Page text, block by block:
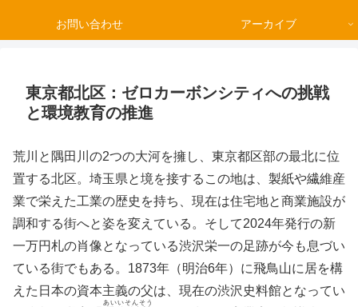
お問い合わせ アーカイブ
東京都北区：ゼロカーボンシティへの挑戦
と環境教育の推進
荒川と隅田川の2つの大河を擁し、東京都区部の最北に位
置する北区。埼玉県と境を接するこの地は、製紙や繊維産
業で栄えた工業の歴史を持ち、現在は住宅地と商業施設が
調和する街へと姿を変えている。そして2024年発行の新
一万円札の肖像となっている渋沢栄一の足跡が今も息づい
ている街でもある。1873年（明治6年）に飛鳥山に居を構
えた日本の資本主義の父は、現在の渋沢史料館となってい
あいいそんそう